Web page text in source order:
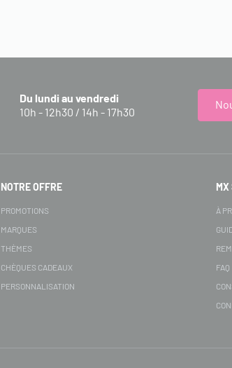
Du lundi au vendredi
10h - 12h30 / 14h - 17h30
NOTRE OFFRE
PROMOTIONS
MARQUES
THÈMES
CHÈQUES CADEAUX
PERSONNALISATION
MX
À
FAQ